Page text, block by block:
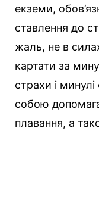
екземи,
ставлення до
жаль, не в
картати за
страхи і
собою
плавання, а